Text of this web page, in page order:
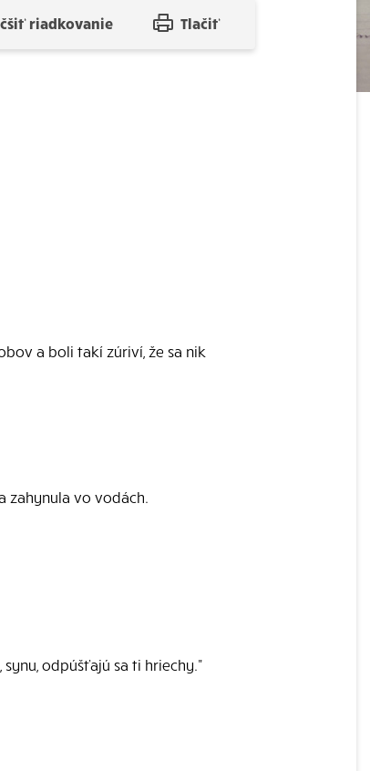
riadkovanie Tlačiť
a boli takí zúriví, že sa nik
zahynula vo vodách.
odpúšťajú sa ti hriechy."